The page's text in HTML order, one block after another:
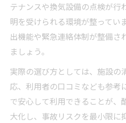
テナンスや換気設備の点検が行
明を受けられる環境が整ってい
出機能や緊急連絡体制が整備さ
ましょう。
実際の選び方としては、施設の
応、利用者の口コミなども参考
で安心して利用できることが、
大化し、事故リスクを最小限に